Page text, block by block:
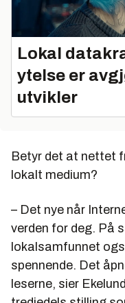
Lokal
ytelse er
utvikler
Betyr det at nettet
lokalt medium?
– Det nye når
verden for deg. På
lokalsamfunnet
spennende. Det
leserne, sier